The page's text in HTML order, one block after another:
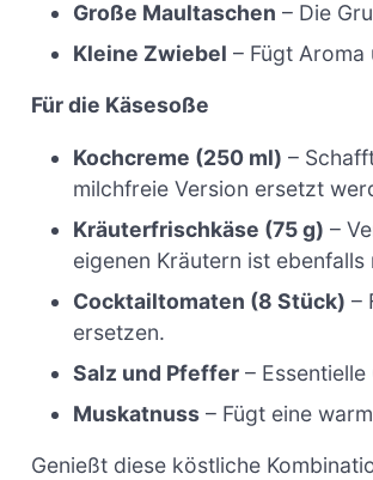
Große Maultaschen – Die
Kleine Zwiebel – Fügt
Für die Käsesoße
Kochcreme (250 ml) –
milchfreie Version ersetzt
Kräuterfrischkäse (75 g) –
eigenen Kräutern ist ebenfalls
Cocktailtomaten (8 Stück) –
ersetzen.
Salz und Pfeffer –
Muskatnuss – Fügt eine
Genießt diese köstliche